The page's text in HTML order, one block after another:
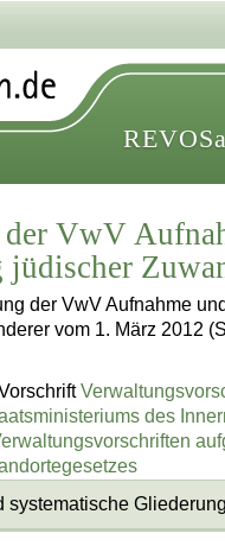
VwV
jüdischer
der VwV Aufnahme
vom 1. März 2012
des
systematische